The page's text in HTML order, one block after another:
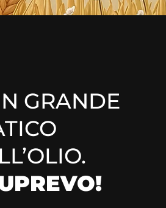
al centro di un territorio ricco di
GRANDE